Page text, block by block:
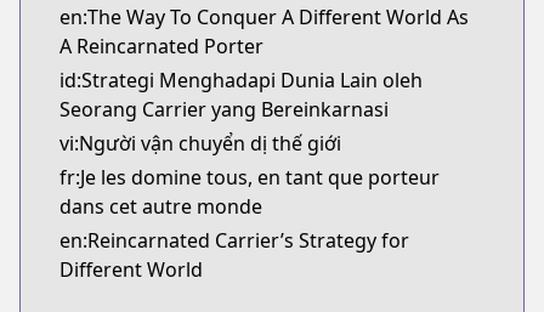
https://bookwalker.jp/series/447670/list
Official English
Official English
https://sevenseasentertainment.com/series/a-
en:The Way To Conquer A Different World As
A Reincarnated Porter
id:Strategi Menghadapi Dunia Lain oleh
Seorang Carrier yang Bereinkarnasi
vi:Người vận chuyển dị thế giới
fr:Je les domine tous, en tant que porteur
dans cet autre monde
en:Reincarnated Carrier’s Strategy for
Different World